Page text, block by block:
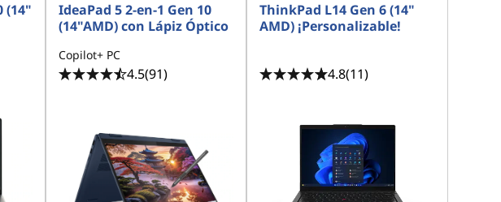
(14"
IdeaPad 5 2-en-1 Gen 10
(14"AMD) con Lápiz Óptico
Copilot+ PC
4.5(91)
ThinkPad L14 Gen 6 (14"
AMD) ¡Personalizable!
4.8(11)